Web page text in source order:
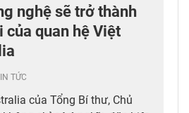
nghệ sẽ trở thành
quan hệ Việt
TỨC
của Tổng Bí thư, Chủ